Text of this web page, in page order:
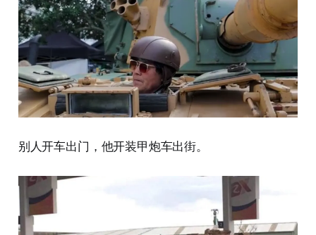
别人开车出门，他开装甲炮车出街。